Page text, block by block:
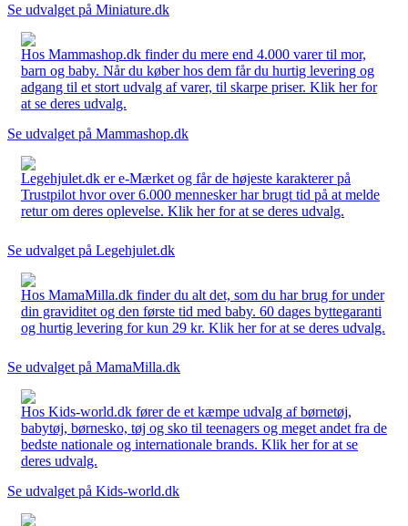
Se udvalget på Miniature.dk
Hos Mammashop.dk finder du mere end 4.000 varer til mor,
barn og baby. Når du køber hos dem får du hurtig levering og
adgang til et stort udvalg af varer, til skarpe priser. Klik her for
at se deres udvalg.
Se udvalget på Mammashop.dk
Legehjulet.dk er e-Mærket og får de højeste karakterer på
Trustpilot hvor over 6.000 mennesker har brugt tid på at melde
retur om deres oplevelse. Klik her for at se deres udvalg.
Se udvalget på Legehjulet.dk
Hos MamaMilla.dk finder du alt det, som du har brug for under
din graviditet og den første tid med baby. 60 dages byttegaranti
og hurtig levering for kun 29 kr. Klik her for at se deres udvalg.
Se udvalget på MamaMilla.dk
Hos Kids-world.dk fører de et kæmpe udvalg af børnetøj,
babytøj, børnesko, tøj og sko til teenagers og meget andet fra de
bedste nationale og internationale brands. Klik her for at se
deres udvalg.
Se udvalget på Kids-world.dk